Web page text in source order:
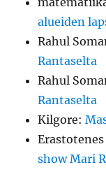
alueiden
Rahul
Rantaselta
Rahul
Rantaselta
Kilgore:
show Mari